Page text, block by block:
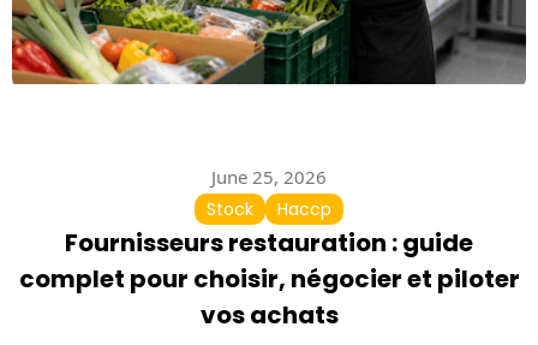
June 25, 2026
Stock
Haccp
Fournisseurs restauration : guide
complet pour choisir, négocier et piloter
vos achats